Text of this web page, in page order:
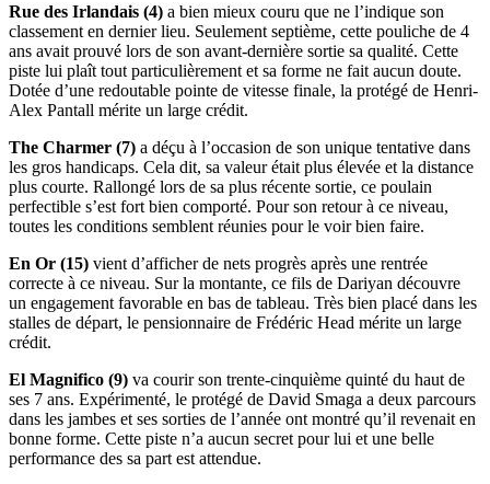
Rue des Irlandais (4) a bien mieux couru que ne l’indique son
classement en dernier lieu. Seulement septième, cette pouliche de 4
ans avait prouvé lors de son avant-dernière sortie sa qualité. Cette
piste lui plaît tout particulièrement et sa forme ne fait aucun doute.
Dotée d’une redoutable pointe de vitesse finale, la protégé de Henri-
Alex Pantall mérite un large crédit.
The Charmer (7) a déçu à l’occasion de son unique tentative dans
les gros handicaps. Cela dit, sa valeur était plus élevée et la distance
plus courte. Rallongé lors de sa plus récente sortie, ce poulain
perfectible s’est fort bien comporté. Pour son retour à ce niveau,
toutes les conditions semblent réunies pour le voir bien faire.
En Or (15) vient d’afficher de nets progrès après une rentrée
correcte à ce niveau. Sur la montante, ce fils de Dariyan découvre
un engagement favorable en bas de tableau. Très bien placé dans les
stalles de départ, le pensionnaire de Frédéric Head mérite un large
crédit.
El Magnifico (9) va courir son trente-cinquième quinté du haut de
ses 7 ans. Expérimenté, le protégé de David Smaga a deux parcours
dans les jambes et ses sorties de l’année ont montré qu’il revenait en
bonne forme. Cette piste n’a aucun secret pour lui et une belle
performance des sa part est attendue.